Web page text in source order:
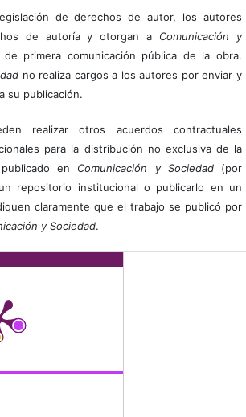
de derechos de autor, los autores
de autoría y otorgan a Comunicación y
primera comunicación pública de la obra.
no realiza cargos a los autores por enviar y
su publicación.
realizar otros acuerdos contractuales
para la distribución no exclusiva de la
en Comunicación y Sociedad(por
repositorio institucional o publicarlo en un
claramente que el trabajo se publicó por
y Sociedad.